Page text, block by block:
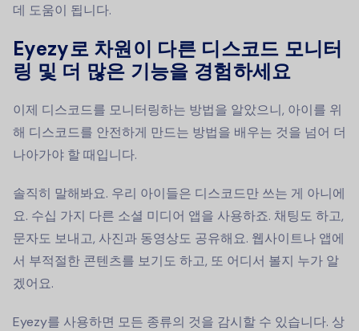
데 도움이 됩니다.
Eyezy로 차원이 다른 디스코드 모니터
링 및 더 많은 기능을 경험하세요
이제 디스코드를 모니터링하는 방법을 알았으니, 아이를 위
해 디스코드를 안전하게 만드는 방법을 배우는 것을 넘어 더
나아가야 할 때입니다.
솔직히 말해봐요. 우리 아이들은 디스코드만 쓰는 게 아니에
요. 수십 가지 다른 소셜 미디어 앱을 사용하죠. 채팅도 하고,
문자도 보내고, 사진과 동영상도 공유해요. 웹사이트나 앱에
서 부적절한 콘텐츠를 보기도 하고, 또 어디서 볼지 누가 알
겠어요.
Eyezy를 사용하면 모든 종류의 것을 감시할 수 있습니다. 상